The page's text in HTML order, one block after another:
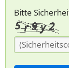
Bitte